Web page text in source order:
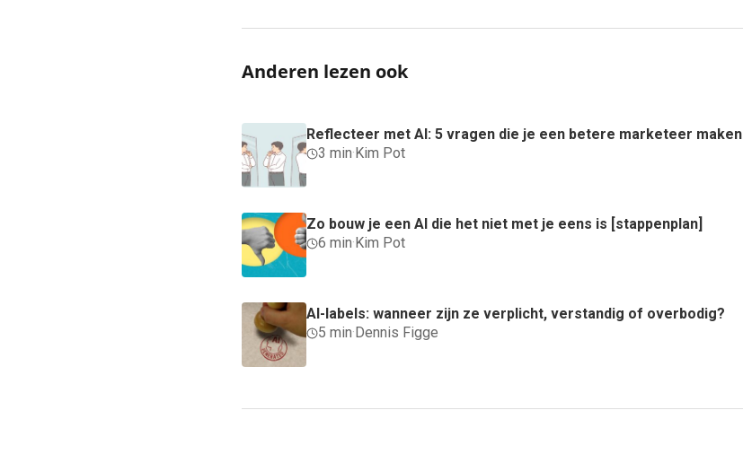
Anderen lezen ook
Reflecteer met AI: 5 vragen die je een betere marketeer maken
3 min· Kim Pot
Zo bouw je een AI die het niet met je eens is [stappenplan]
6 min· Kim Pot
AI-labels: wanneer zijn ze verplicht, verstandig of overbodig?
5 min· Dennis Figge